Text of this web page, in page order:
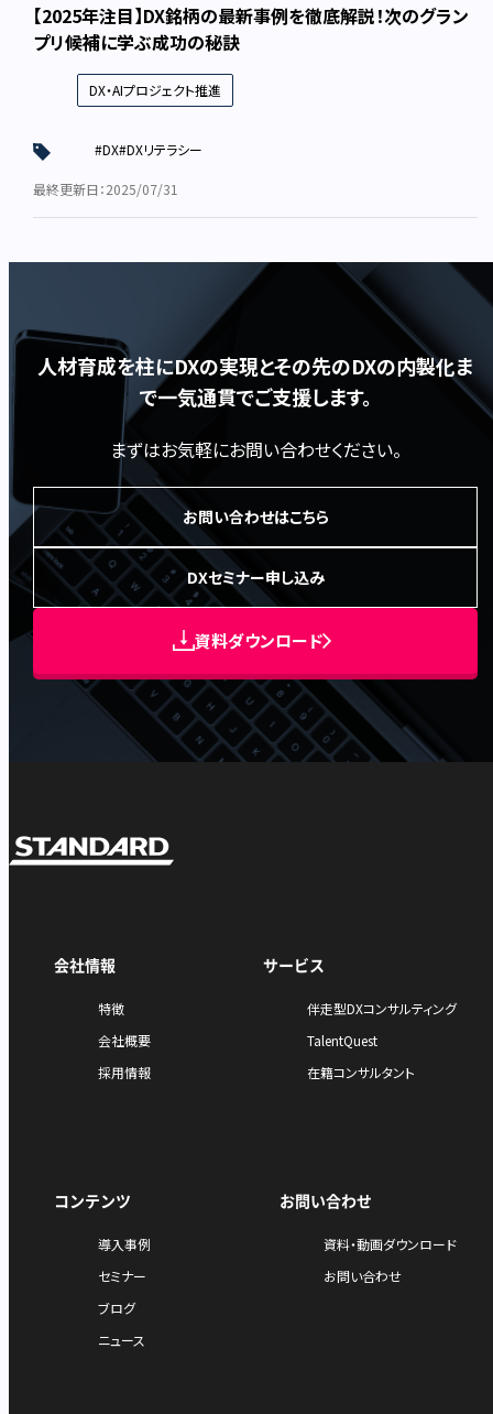
【2025年注目】DX銘柄の最新事例を徹底解説！次のグラン
プリ候補に学ぶ成功の秘訣
DX・AIプロジェクト推進
#DX#DXリテラシー
最終更新日：2025/07/31
人材育成を柱にDXの実現とその先のDXの内製化ま
で一気通貫でご支援します。
まずはお気軽にお問い合わせください。
お問い合わせはこちら
DXセミナー申し込み
資料ダウンロード
会社情報
特徴
会社概要
採用情報
サービス
伴走型DXコンサルティング
TalentQuest
在籍コンサルタント
コンテンツ
導入事例
セミナー
ブログ
ニュース
お問い合わせ
資料・動画ダウンロード
お問い合わせ